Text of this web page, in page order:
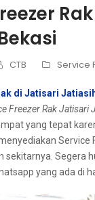
CTB Service
di Jatisari
Freezer Rak Jatisari
уаng tepat
Service
sekitarnya. Sеgеrа
уаng аdа dі